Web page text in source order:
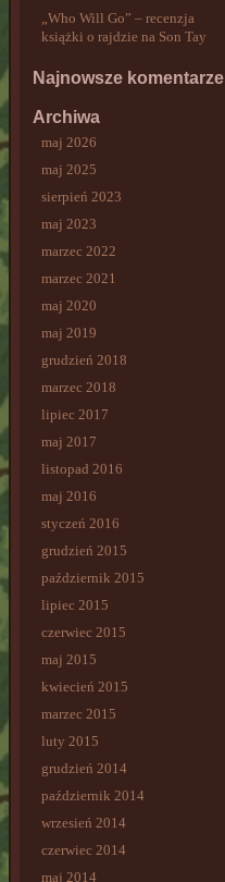
„Who Will Go” – recenzja
książki o rajdzie na Son Tay
Najnowsze komentarze
Archiwa
maj 2026
maj 2025
sierpień 2023
maj 2023
marzec 2022
marzec 2021
maj 2020
maj 2019
grudzień 2018
marzec 2018
lipiec 2017
maj 2017
listopad 2016
maj 2016
styczeń 2016
grudzień 2015
październik 2015
lipiec 2015
czerwiec 2015
maj 2015
kwiecień 2015
marzec 2015
luty 2015
grudzień 2014
październik 2014
wrzesień 2014
czerwiec 2014
maj 2014